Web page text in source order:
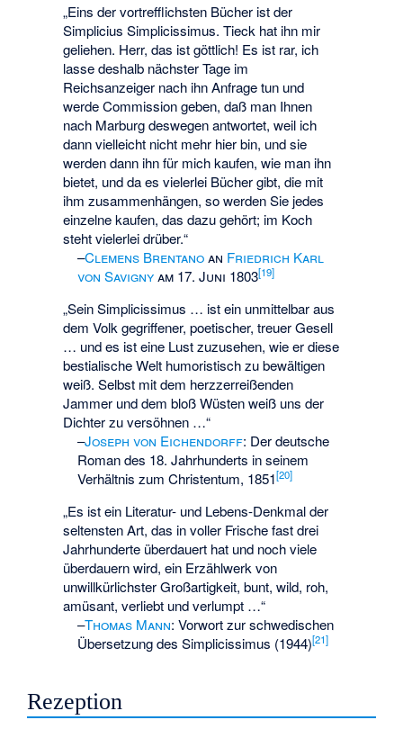
„Eins der vortrefflichsten Bücher ist der
Simplicius Simplicissimus. Tieck hat ihn mir
geliehen. Herr, das ist göttlich! Es ist rar, ich
lasse deshalb nächster Tage im
Reichsanzeiger nach ihn Anfrage tun und
werde Commission geben, daß man Ihnen
nach Marburg deswegen antwortet, weil ich
dann vielleicht nicht mehr hier bin, und sie
werden dann ihn für mich kaufen, wie man ihn
bietet, und da es vielerlei Bücher gibt, die mit
ihm zusammenhängen, so werden Sie jedes
einzelne kaufen, das dazu gehört; im Koch
steht vielerlei drüber.“
–Clemens Brentanoan Friedrich Karl
von Savignyam 17. Juni 1803[19]
„Sein Simplicissimus … ist ein unmittelbar aus
dem Volk gegriffener, poetischer, treuer Gesell
… und es ist eine Lust zuzusehen, wie er diese
bestialische Welt humoristisch zu bewältigen
weiß. Selbst mit dem herzzerreißenden
Jammer und dem bloß Wüsten weiß uns der
Dichter zu versöhnen …“
–Joseph von Eichendorff: Der deutsche
Roman des 18. Jahrhunderts in seinem
Verhältnis zum Christentum, 1851[20]
„Es ist ein Literatur- und Lebens-Denkmal der
seltensten Art, das in voller Frische fast drei
Jahrhunderte überdauert hat und noch viele
überdauern wird, ein Erzählwerk von
unwillkürlichster Großartigkeit, bunt, wild, roh,
amüsant, verliebt und verlumpt …“
–Thomas Mann: Vorwort zur schwedischen
Übersetzung des Simplicissimus (1944)[21]
Rezeption